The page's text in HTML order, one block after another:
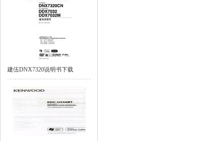
建伍DNX7320说明书下载